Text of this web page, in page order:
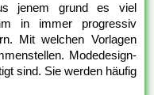
jenem grund es viel
in immer progressiv
Mit welchen Vorlagen
Modedesign-
sind. Sie werden häufig